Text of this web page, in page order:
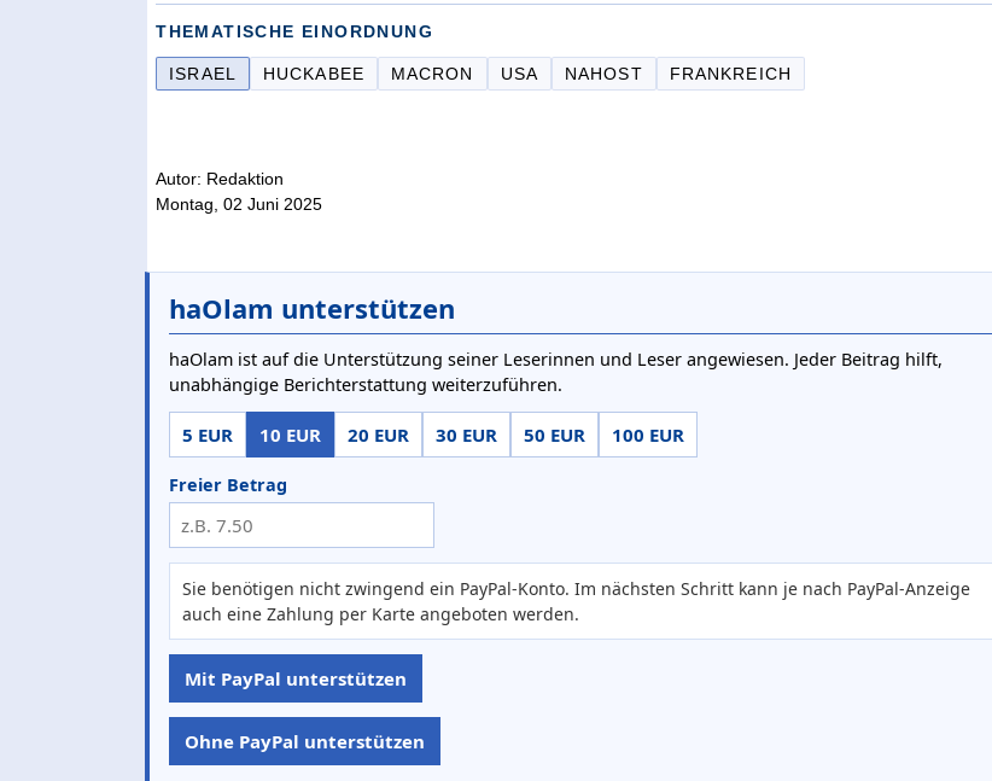
THEMATISCHE EINORDNUNG
ISRAEL HUCKABEE MACRON USA NAHOST FRANKREICH
Autor: Redaktion
Montag, 02 Juni 2025
haOlam unterstützen
haOlam ist auf die Unterstützung seiner Leserinnen und Leser angewiesen. Jeder Beitrag hilft,
unabhängige Berichterstattung weiterzuführen.
5 EUR 10 EUR 20 EUR 30 EUR 50 EUR 100 EUR
Freier Betrag
Sie benötigen nicht zwingend ein PayPal-Konto. Im nächsten Schritt kann je nach PayPal-Anzeige
auch eine Zahlung per Karte angeboten werden.
Mit PayPal unterstützen
Ohne PayPal unterstützen